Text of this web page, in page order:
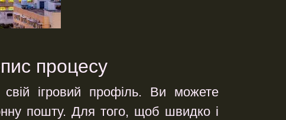
процесу
ігровий профіль. Ви можете
пошту. Для того, щоб швидко і